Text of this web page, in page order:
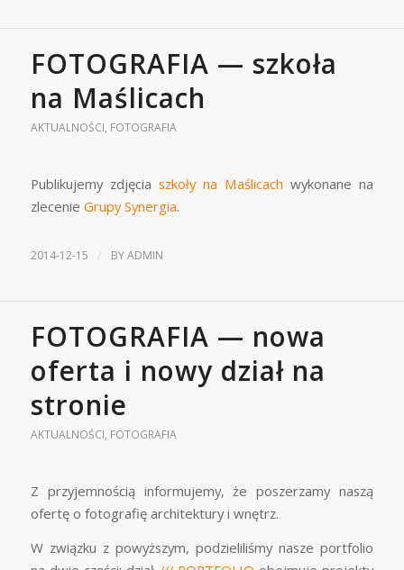
FOTOGRAFIA — szkoła
na Maślicach
AKTUALNOŚCI, FOTOGRAFIA
Publikujemy zdjęcia szkoły na Maślicach wykonane na
zlecenie Grupy Synergia.
2014-12-15 / BYADMIN
FOTOGRAFIA — nowa
oferta i nowy dział na
stronie
AKTUALNOŚCI, FOTOGRAFIA
Z przyjemnością informujemy, że poszerzamy naszą
ofertę o fotografię architektury i wnętrz.
W związku z powyższym, podzieliliśmy nasze portfolio